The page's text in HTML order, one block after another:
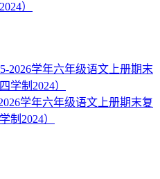
）
学年六年级语文上册期末复
制2024）